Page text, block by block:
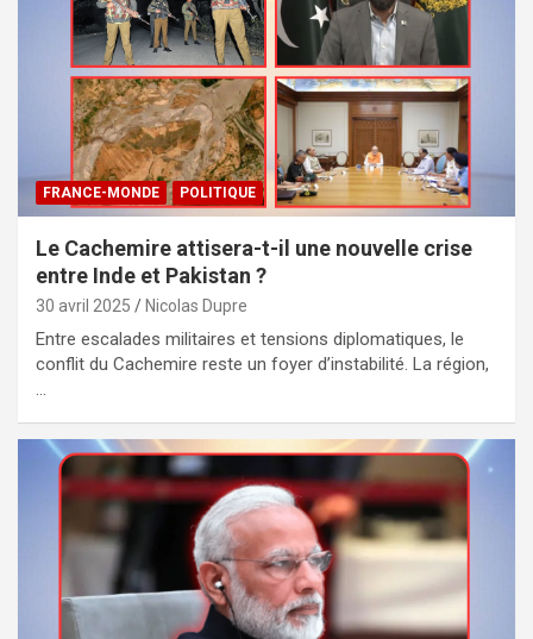
FRANCE-MONDE POLITIQUE
Le Cachemire attisera-t-il une nouvelle crise
entre Inde et Pakistan ?
30 avril 2025 Nicolas Dupre
Entre escalades militaires et tensions diplomatiques, le
conflit du Cachemire reste un foyer d’instabilité. La région,
…